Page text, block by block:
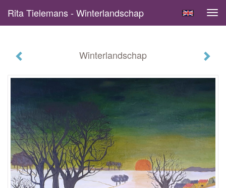
Rita Tielemans - Winterlandschap
Winterlandschap